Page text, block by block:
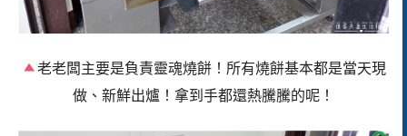
老老闆主要是負責靈魂燒餅！所有燒餅基本都是當天現
做、新鮮出爐！拿到手都還熱騰騰的呢！